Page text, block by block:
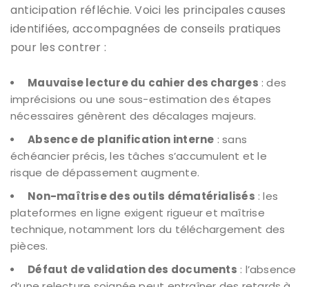
anticipation réfléchie. Voici les principales causes
identifiées, accompagnées de conseils pratiques
pour les contrer :
Mauvaise lecture du cahier des charges : des
imprécisions ou une sous-estimation des étapes
nécessaires génèrent des décalages majeurs.
Absence de planification interne : sans
échéancier précis, les tâches s’accumulent et le
risque de dépassement augmente.
Non-maîtrise des outils dématérialisés : les
plateformes en ligne exigent rigueur et maîtrise
technique, notamment lors du téléchargement des
pièces.
Défaut de validation des documents : l’absence